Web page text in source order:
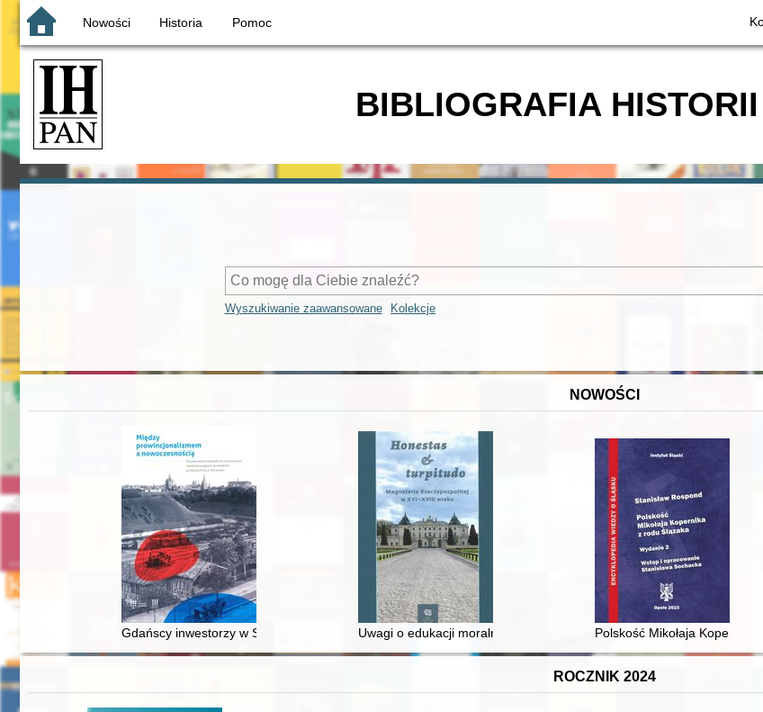
Nowości Historia Pomoc
BIBLIOGRAFIA
Wyszukiwanie zaawansowane Kolekcje
NOWOŚCI
Gdańscy inwestorzy w Sopocie : prestiż finansowy i towarzyski lokalnego mieszczaństwa w 2. poł. XIX w
Uwagi o edukacji moralnej synów szlacheckich w XVI-wiecznej
Polskość Mikołaja Kopernika
ROCZNIK 2024